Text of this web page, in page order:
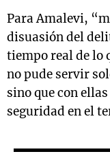
Para Amalevi,
disuasión del
tiempo real de lo
no pude servir
sino que con
seguridad en el